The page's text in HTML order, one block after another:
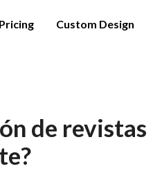
Pricing Custom Design
de revistas